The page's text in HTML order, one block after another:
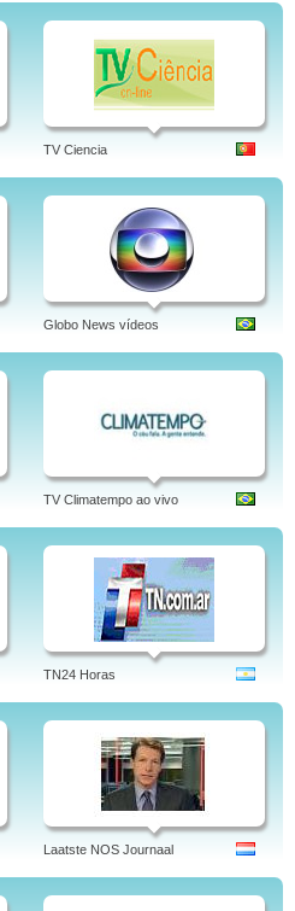
TV Ciencia
Globo News vídeos
TV Climatempo ao vivo
TN24 Horas
Laatste NOS Journaal